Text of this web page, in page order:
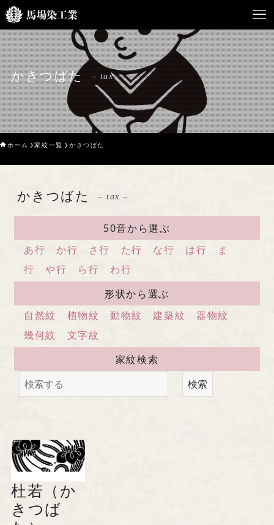
HOME
馬場染工業について
Service
企業案内
ライブラリー
お問い合わせ
馬場染工業株式会社
〒604-8242 京都府京都市中京区
西洞院通三条下ル柳水町75
TEL 075-221-4759
受付時間 土日祝を除く 平日9時～17時
『京の黒染め屋』（BtoC）サイトへ
かきつばた – tax –
ホーム 家紋一覧 かきつばた
かきつばた – tax –
50音から選ぶ
あ行
か行 さ行 た行 な行 は行
ま
行
や行 ら行
わ行
形状から選ぶ
自然紋
植物紋 動物紋 建築紋
器物紋
幾何紋
文字紋
家紋検索
検索
杜若（か
きつば